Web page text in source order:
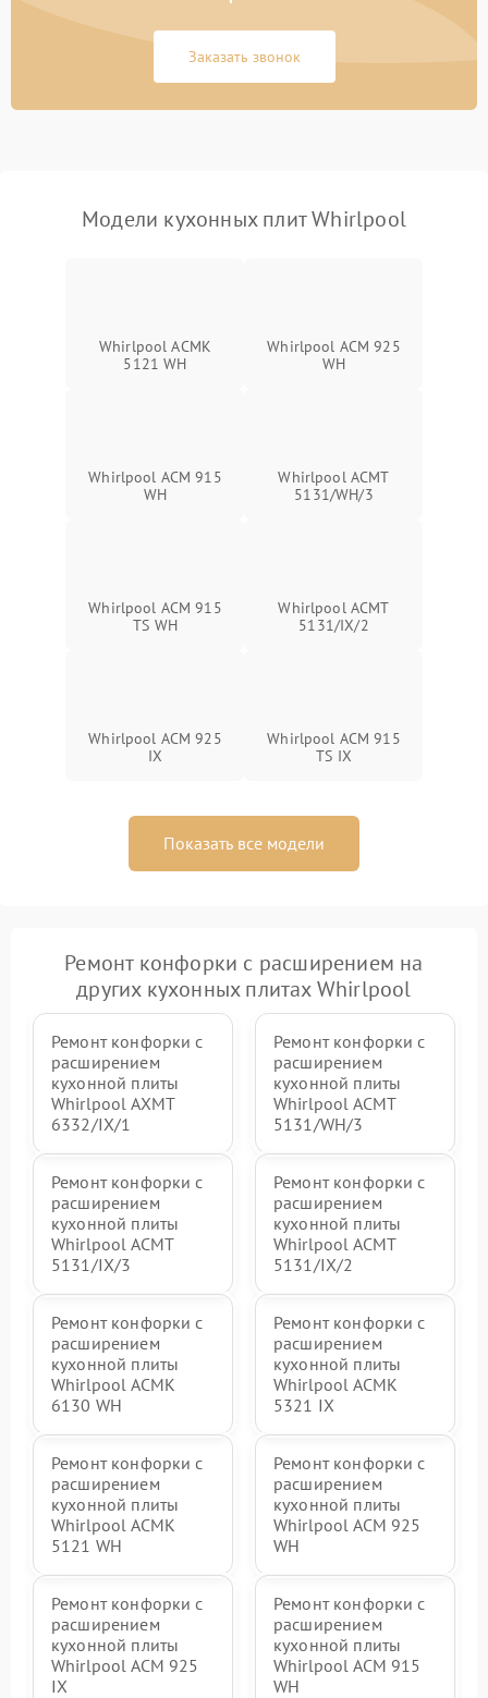
Заказать звонок
Модели кухонных плит Whirlpool
Whirlpool ACMK
5121 WH
Whirlpool ACM 925
WH
Whirlpool ACM 915
WH
Whirlpool ACMT
5131/WH/3
Whirlpool ACM 915
TS WH
Whirlpool ACMT
5131/IX/2
Whirlpool ACM 925
IX
Whirlpool ACM 915
TS IX
Показать все модели
Ремонт конфорки с расширением на
других кухонных плитах Whirlpool
Ремонт конфорки с
расширением
кухонной плиты
Whirlpool AXMT
6332/IX/1
Ремонт конфорки с
расширением
кухонной плиты
Whirlpool ACMT
5131/WH/3
Ремонт конфорки с
расширением
кухонной плиты
Whirlpool ACMT
5131/IX/3
Ремонт конфорки с
расширением
кухонной плиты
Whirlpool ACMT
5131/IX/2
Ремонт конфорки с
расширением
кухонной плиты
Whirlpool ACMK
6130 WH
Ремонт конфорки с
расширением
кухонной плиты
Whirlpool ACMK
5321 IX
Ремонт конфорки с
расширением
кухонной плиты
Whirlpool ACMK
5121 WH
Ремонт конфорки с
расширением
кухонной плиты
Whirlpool ACM 925
WH
Ремонт конфорки с
расширением
кухонной плиты
Whirlpool ACM 925
IX
Ремонт конфорки с
расширением
кухонной плиты
Whirlpool ACM 915
WH